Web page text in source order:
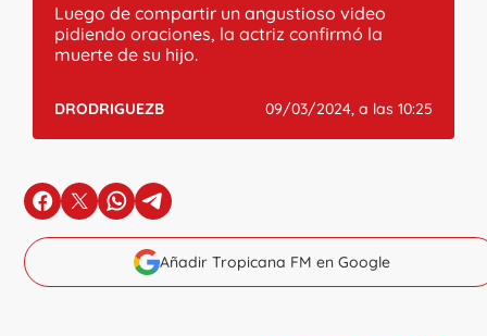
Luego de compartir un angustioso video
pidiendo oraciones, la actriz confirmó la
muerte de su hijo.
DRODRIGUEZB 09/03/2024, a las 10:25
en Facebook
en Xen Whatsapp
en Telegram
Añadir Tropicana FM en Google